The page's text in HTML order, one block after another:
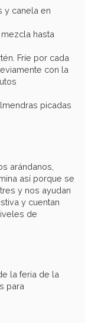
la feria de la
para
y canela en
hasta
Fríe por cada
con la
picadas
arándanos,
así porque se
y nos ayudan
y cuentan
de